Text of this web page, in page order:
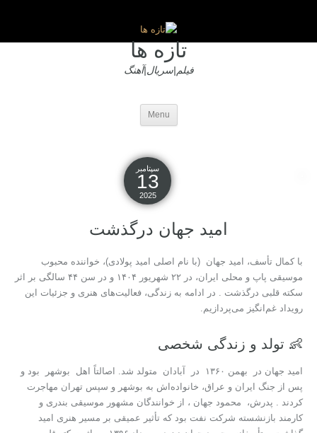
تازه ها
فیلم|سریال|آهنگ
Menu
سپتامبر
13
2025
امید جهان درگذشت
با کمال تأسف، امید جهان (با نام اصلی امید پولادی)، خواننده محبوب
موسیقی پاپ و محلی ایران، در ۲۲ شهریور ۱۴۰۴ و در سن ۴۴ سالگی بر اثر
سکته قلبی درگذشت . در ادامه به زندگی، فعالیت‌های هنری و جزئیات این
رویداد غم‌انگیز می‌پردازیم.
👶 تولد و زندگی شخصی
امید جهان در بهمن ۱۳۶۰ در آبادان متولد شد. اصالتاً اهل بوشهر بود و
پس از جنگ ایران و عراق، خانواده‌اش به بوشهر و سپس تهران مهاجرت
کردند . پدرش، محمود جهان ، از خوانندگان مشهور موسیقی بندری و
کارمند بازنشسته شرکت نفت بود که تأثیر عمیقی بر مسیر هنری امید